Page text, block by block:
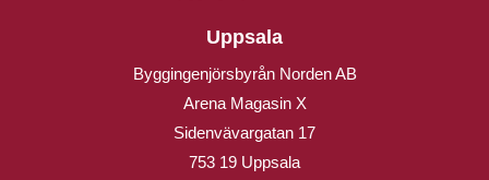
Uppsala
Byggingenjörsbyrån Norden AB
Arena Magasin X
Sidenvävargatan 17
753 19 Uppsala